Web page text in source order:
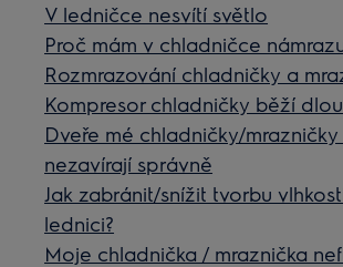
V ledničce nesvítí světlo
Proč mám v chladničce
Rozmrazování chladničky a
Kompresor chladničky běží
Dveře mé chladničky/mrazničky
nezavírají správně
Jak zabránit/snížit tvorbu
lednici?
Moje chladnička / mraznička